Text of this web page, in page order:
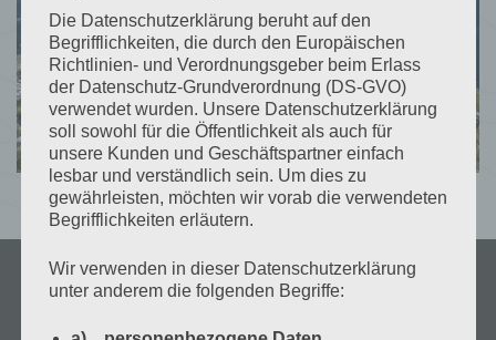
Die Datenschutzerklärung beruht auf den
Begrifflichkeiten, die durch den Europäischen
Richtlinien- und Verordnungsgeber beim Erlass
der Datenschutz-Grundverordnung (DS-GVO)
verwendet wurden. Unsere Datenschutzerklärung
soll sowohl für die Öffentlichkeit als auch für
unsere Kunden und Geschäftspartner einfach
lesbar und verständlich sein. Um dies zu
gewährleisten, möchten wir vorab die verwendeten
Begrifflichkeiten erläutern.
Wir verwenden in dieser Datenschutzerklärung
unter anderem die folgenden Begriffe: